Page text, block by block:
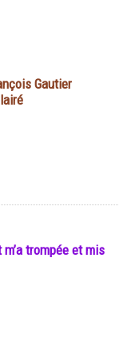
Gautier
trompée et mis